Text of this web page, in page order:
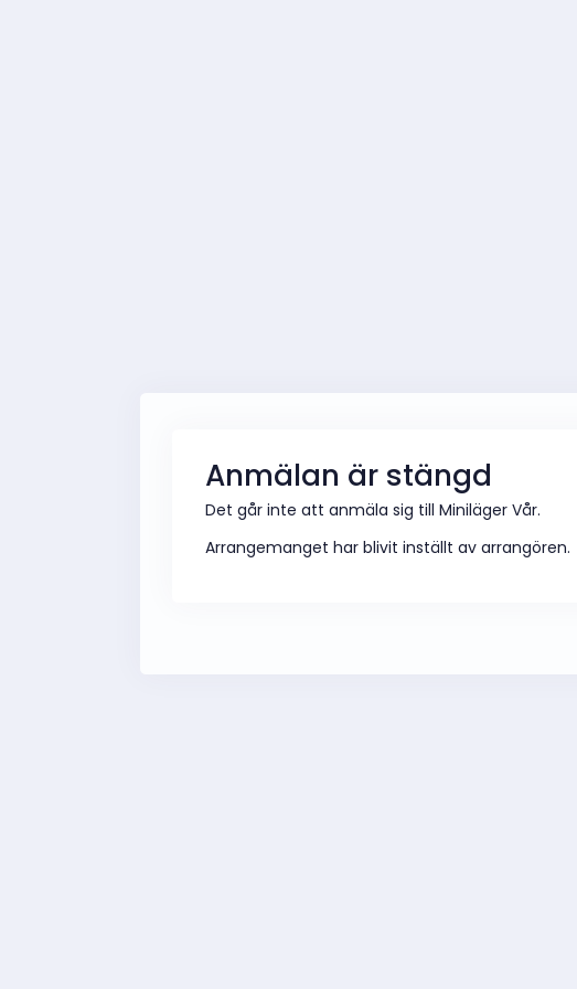
Anmälan är stängd
Det går inte att anmäla sig till Miniläger Vår.
Arrangemanget har blivit inställt av arrangören.